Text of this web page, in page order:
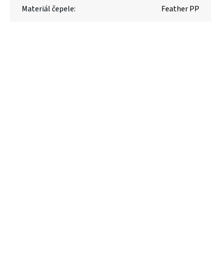
Materiál čepele: Feather PP